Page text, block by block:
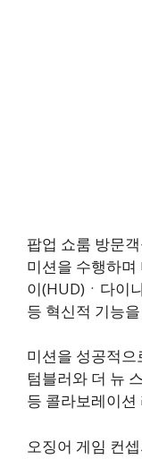
팝업 쇼룸 방문
미션을 수행하며
이(HUD)ㆍ다이
등 혁신적 기능
미션을 성공적
텀블러와 더 뉴
등 콜라보레이
오징어 게임 컨